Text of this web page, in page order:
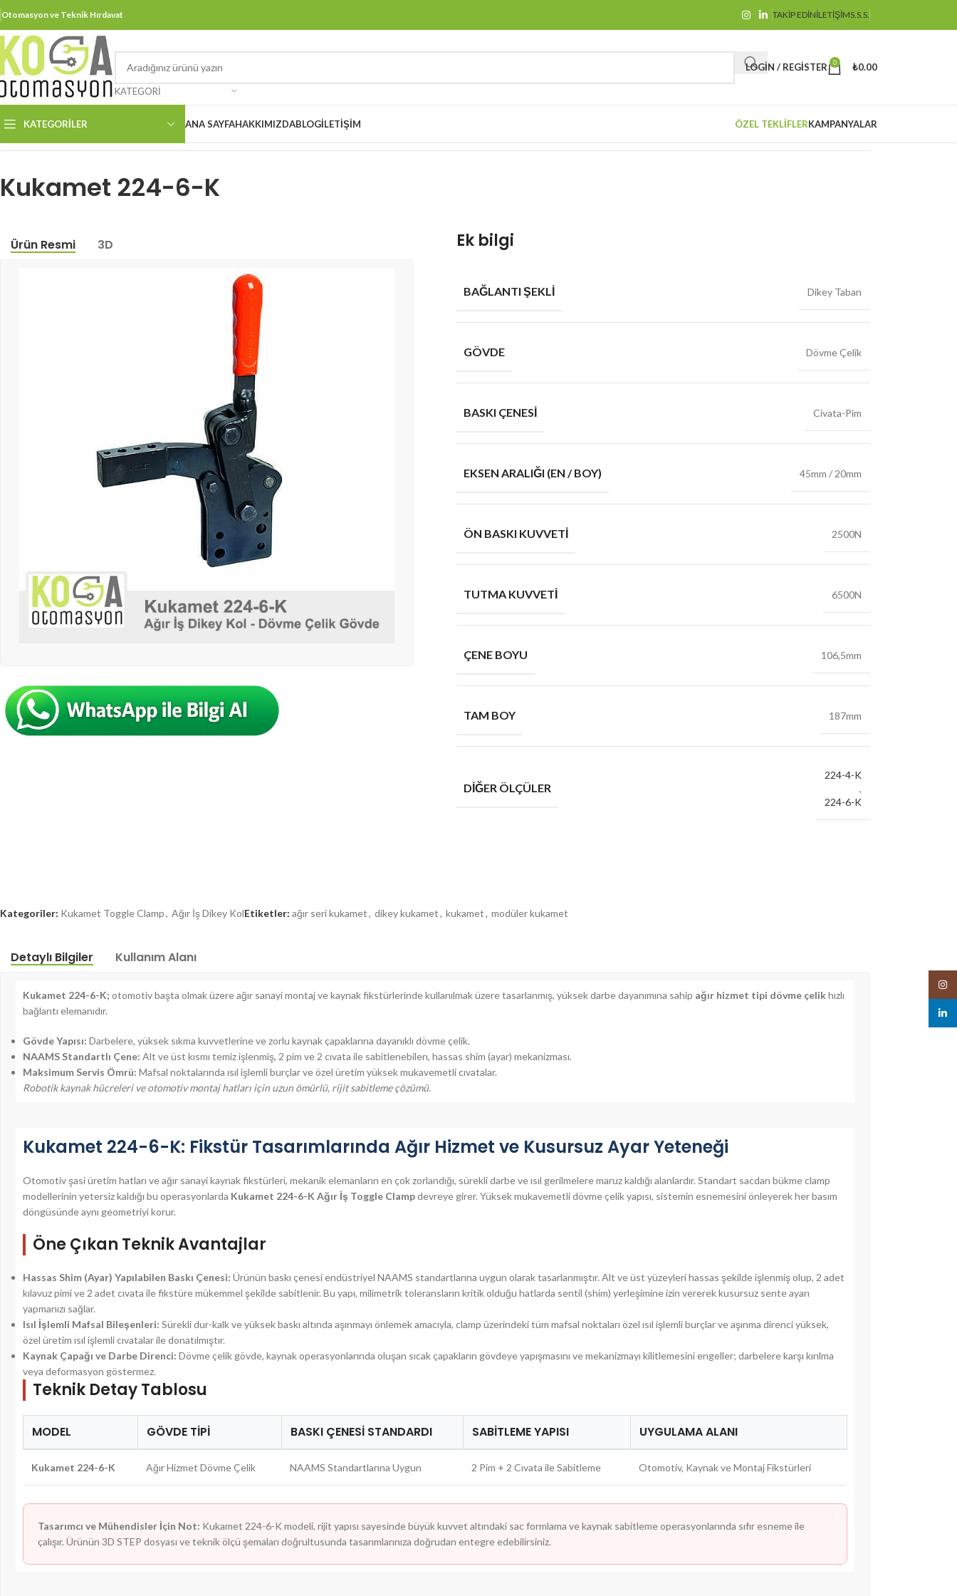
Otomasyon ve Teknik Hırdavat TAKIP EDINİLETIŞIMS.S.S.
KATEGORI
LOGIN / REGISTER 0 ₺0.00
KATEGORILER ANA SAYFAHAKKIMIZDABLOGİLETIŞIM ÖZEL TEKLIFLERKAMPANYALAR
Ana Sayfa Kukamet 224-6-K
Kukamet 224-6-K
Ürün Resmi 3D Ek bilgi
BAĞLANTI ŞEKLI Dikey Taban
GÖVDE Dövme Çelik
BASKI ÇENESI Civata-Pim
EKSEN ARALIĞI (EN / BOY) 45mm / 20mm
ÖN BASKI KUVVETI 2500N
TUTMA KUVVETI 6500N
ÇENE BOYU 106,5mm
TAM BOY 187mm
DIĞER ÖLÇÜLER
224-4-K
,
224-6-K
Kategoriler: Kukamet Toggle Clamp, Ağır İş Dikey KolEtiketler: ağır seri kukamet, dikey kukamet, kukamet, modüler kukamet
Detaylı Bilgiler Kullanım Alanı
Kukamet 224-6-K; otomotiv başta olmak üzere ağır sanayi montaj ve kaynak fikstürlerinde kullanılmak üzere tasarlanmış, yüksek darbe dayanımına sahip ağır hizmet tipi dövme çelikhızlı
bağlantı elemanıdır.
Gövde Yapısı: Darbelere, yüksek sıkma kuvvetlerine ve zorlu kaynak çapaklarına dayanıklı dövme çelik.
NAAMS Standartlı Çene: Alt ve üst kısmı temiz işlenmiş, 2 pim ve 2 cıvata ile sabitlenebilen, hassas shim (ayar) mekanizması.
Maksimum Servis Ömrü: Mafsal noktalarında ısıl işlemli burçlar ve özel üretim yüksek mukavemetli cıvatalar.
Robotik kaynak hücreleri ve otomotiv montaj hatları için uzun ömürlü, rijit sabitleme çözümü.
Kukamet 224-6-K: Fikstür Tasarımlarında Ağır Hizmet ve Kusursuz Ayar Yeteneği
Otomotiv şasi üretim hatları ve ağır sanayi kaynak fikstürleri, mekanik elemanların en çok zorlandığı, sürekli darbe ve ısıl gerilmelere maruz kaldığı alanlardır. Standart sacdan bükme clamp
modellerinin yetersiz kaldığı bu operasyonlarda Kukamet 224-6-K Ağır İş Toggle Clampdevreye girer. Yüksek mukavemetli dövme çelik yapısı, sistemin esnemesini önleyerek her basım
döngüsünde aynı geometriyi korur.
Öne Çıkan Teknik Avantajlar
Hassas Shim (Ayar) Yapılabilen Baskı Çenesi: Ürünün baskı çenesi endüstriyel NAAMS standartlarına uygun olarak tasarlanmıştır. Alt ve üst yüzeyleri hassas şekilde işlenmiş olup, 2 adet
kılavuz pimi ve 2 adet cıvata ile fikstüre mükemmel şekilde sabitlenir. Bu yapı, milimetrik toleransların kritik olduğu hatlarda sentil (shim) yerleşimine izin vererek kusursuz sente ayarı
yapmanızı sağlar.
Isıl İşlemli Mafsal Bileşenleri: Sürekli dur-kalk ve yüksek baskı altında aşınmayı önlemek amacıyla, clamp üzerindeki tüm mafsal noktaları özel ısıl işlemli burçlar ve aşınma direnci yüksek,
özel üretim ısıl işlemli cıvatalar ile donatılmıştır.
Kaynak Çapağı ve Darbe Direnci: Dövme çelik gövde, kaynak operasyonlarında oluşan sıcak çapakların gövdeye yapışmasını ve mekanizmayı kilitlemesini engeller; darbelere karşı kırılma
veya deformasyon göstermez.
Teknik Detay Tablosu
MODEL GÖVDE TIPI BASKI ÇENESI STANDARDI SABITLEME YAPISI UYGULAMA ALANI
Kukamet 224-6-K Ağır Hizmet Dövme Çelik NAAMS Standartlarına Uygun 2 Pim + 2 Cıvata ile Sabitleme Otomotiv, Kaynak ve Montaj Fikstürleri
Tasarımcı ve Mühendisler İçin Not: Kukamet 224-6-K modeli, rijit yapısı sayesinde büyük kuvvet altındaki sac formlama ve kaynak sabitleme operasyonlarında sıfır esneme ile
çalışır. Ürünün 3D STEP dosyası ve teknik ölçü şemaları doğrultusunda tasarımlarınıza doğrudan entegre edebilirsiniz.